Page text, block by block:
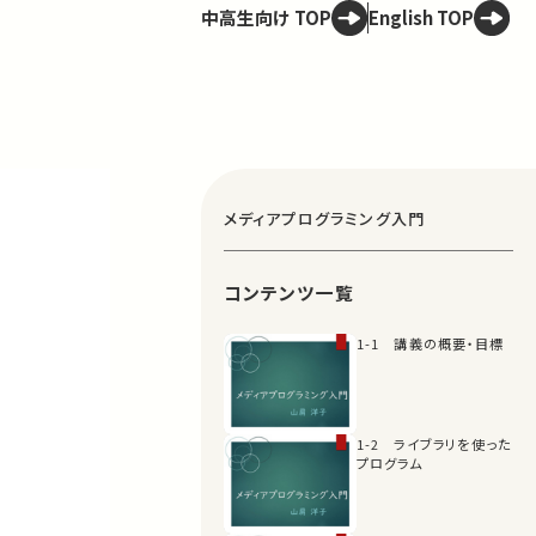
中高生向け TOP English TOP
メディアプログラミング入門
コンテンツ一覧
1-1 講義の概要・目標
1-2 ライブラリを使った
プログラム